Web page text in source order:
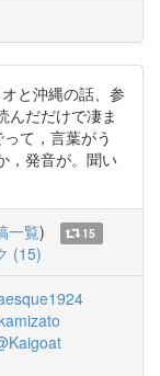
と沖縄の話、参
んだだけで凄ま
て，言葉がう
，発音が。聞い
一覧)
15
(15)